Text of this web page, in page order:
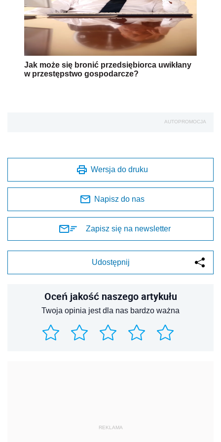
Jak może się bronić przedsiębiorca uwikłany
w przestępstwo gospodarcze?
AUTOPROMOCJA
Wersja do druku
Napisz do nas
Zapisz się na newsletter
Udostępnij
Oceń jakość naszego artykułu
Twoja opinia jest dla nas bardzo ważna
REKLAMA